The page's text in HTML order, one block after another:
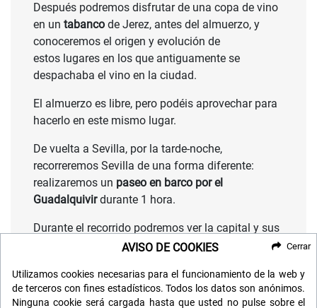
Después podremos disfrutar de una copa de vino
en un tabanco de Jerez, antes del almuerzo, y
conoceremos el origen y evolución de
estos lugares en los que antiguamente se
despachaba el vino en la ciudad.
El almuerzo es libre, pero podéis aprovechar para
hacerlo en este mismo lugar.
De vuelta a Sevilla, por la tarde-noche,
recorreremos Sevilla de una forma diferente:
realizaremos un paseo en barco por el
Guadalquivirdurante 1 hora.
Durante el recorrido podremos ver la capital y sus
monumentos desde un punto de vista distinto.
Regreso al hotel y alojamiento.
AVISO DE COOKIES
Utilizamos cookies necesarias para el funcionamiento de la web y
de terceros con fines estadísticos. Todos los datos son anónimos.
Ninguna cookie será cargada hasta que usted no pulse sobre el
Cerrar